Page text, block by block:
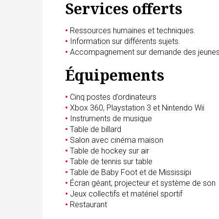
Services offerts
• Ressources humaines et techniques.
• Information sur différents sujets.
• Accompagnement sur demande des
Équipements
• Cinq postes d’ordinateurs
• Xbox 360, Playstation 3 et Nintendo Wii
• Instruments de musique
• Table de billard
• Salon avec cinéma maison
• Table de hockey sur air
• Table de tennis sur table
• Table de Baby Foot et de Mississipi
• Écran géant, projecteur et système de son
• Jeux collectifs et matériel sportif
• Restaurant